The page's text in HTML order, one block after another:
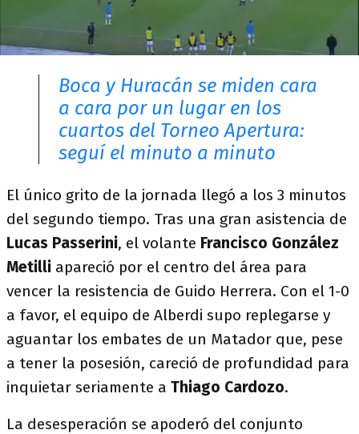
Boca y Huracán se miden cara
a cara por un lugar en los
cuartos del Torneo Apertura:
seguí el minuto a minuto
El único grito de la jornada llegó a los 3 minutos
del segundo tiempo. Tras una gran asistencia de
Lucas Passerini, el volante Francisco González
Metilli apareció por el centro del área para
vencer la resistencia de Guido Herrera. Con el 1-0
a favor, el equipo de Alberdi supo replegarse y
aguantar los embates de un Matador que, pese
a tener la posesión, careció de profundidad para
inquietar seriamente a Thiago Cardozo.
La desesperación se apoderó del conjunto